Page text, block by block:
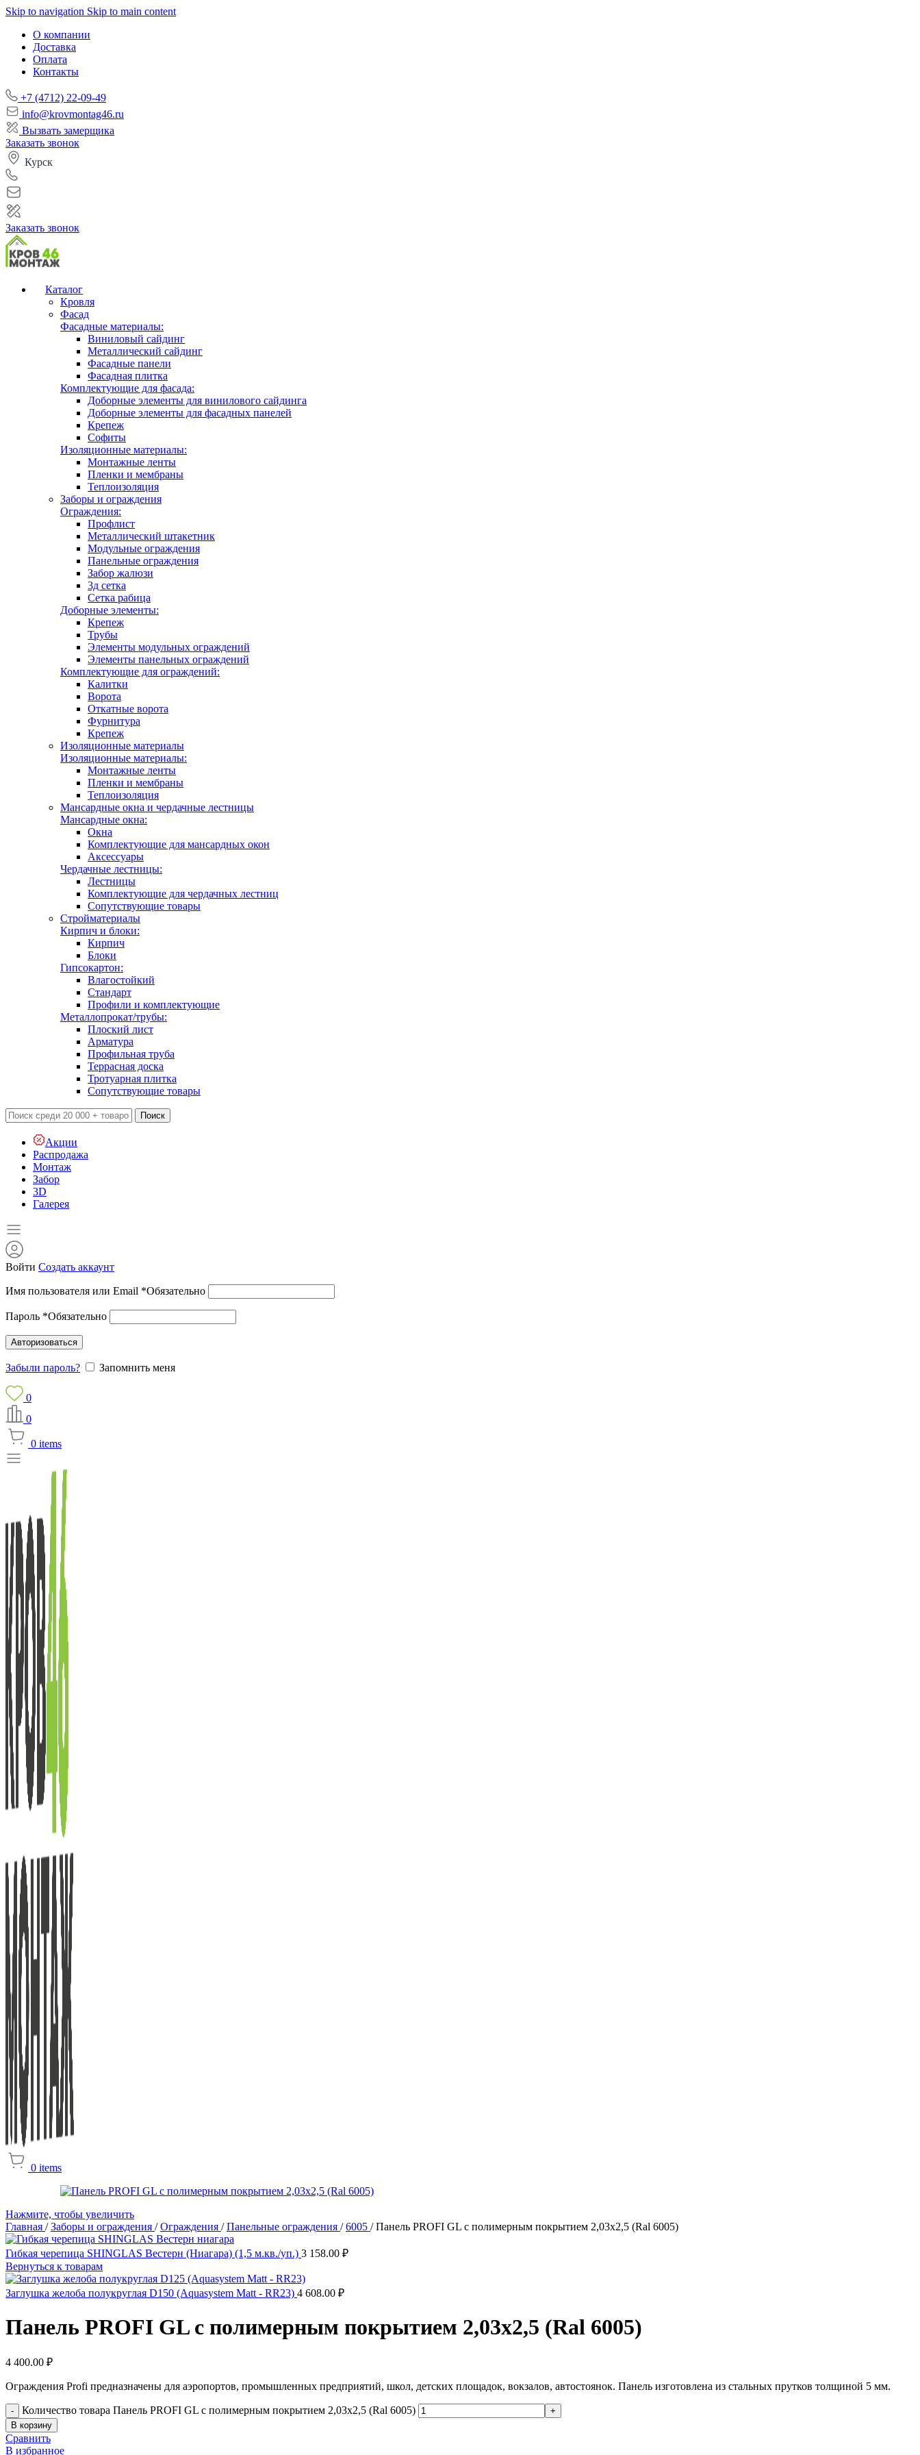
Skip to navigation Skip to main content
О компании
Доставка
Оплата
Контакты
+7 (4712) 22-09-49
info@krovmontag46.ru
Вызвать замерщика
Заказать звонок
Курск
Заказать звонок
Каталог
Кровля
Фасад
Фасадные материалы:
Виниловый сайдинг
Металлический сайдинг
Фасадные панели
Фасадная плитка
Комплектующие для фасада:
Доборные элементы для винилового сайдинга
Доборные элементы для фасадных панелей
Крепеж
Софиты
Изоляционные материалы:
Монтажные ленты
Пленки и мембраны
Теплоизоляция
Заборы и ограждения
Ограждения:
Профлист
Металлический штакетник
Модульные ограждения
Панельные ограждения
Забор жалюзи
3д сетка
Сетка рабица
Доборные элементы:
Крепеж
Трубы
Элементы модульных ограждений
Элементы панельных ограждений
Комплектующие для ограждений:
Калитки
Ворота
Откатные ворота
Фурнитура
Крепеж
Изоляционные материалы
Изоляционные материалы:
Монтажные ленты
Пленки и мембраны
Теплоизоляция
Мансардные окна и чердачные лестницы
Мансардные окна:
Окна
Комплектующие для мансардных окон
Аксессуары
Чердачные лестницы:
Лестницы
Комплектующие для чердачных лестниц
Сопутствующие товары
Стройматериалы
Кирпич и блоки:
Кирпич
Блоки
Гипсокартон:
Влагостойкий
Стандарт
Профили и комплектующие
Металлопрокат/трубы:
Плоский лист
Арматура
Профильная труба
Террасная доска
Тротуарная плитка
Сопутствующие товары
Поиск
Акции
Распродажа
Монтаж
Забор
3D
Галерея
Войти Создать аккаунт
Имя пользователя или Email *Обязательно
Пароль *Обязательно
Авторизоваться
Забыли пароль? Запомнить меня
0
0
0 items
0 items
Нажмите, чтобы увеличить
Главная / Заборы и ограждения / Ограждения / Панельные ограждения / 6005 / Панель PROFI GL с полимерным покрытием 2,03х2,5 (Ral 6005)
Гибкая черепица SHINGLAS Вестерн (Ниагара) (1,5 м.кв./уп.) 3 158.00 ₽
Вернуться к товарам
Заглушка желоба полукруглая D150 (Aquasystem Matt - RR23) 4 608.00 ₽
Панель PROFI GL с полимерным покрытием 2,03х2,5 (Ral 6005)
4 400.00 ₽
Ограждения Profi предназначены для аэропортов, промышленных предприятий, школ, детских площадок, вокзалов, автостоянок. Панель изготовлена из стальных прутков толщиной 5 мм.
- Количество товара Панель PROFI GL с полимерным покрытием 2,03х2,5 (Ral 6005)
+
В корзину
Сравнить
В избранное